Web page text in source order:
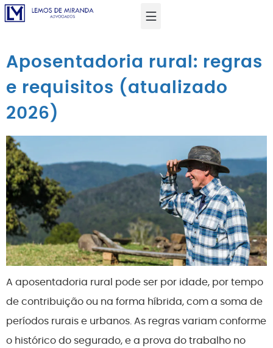
Aposentadoria rural: regras
e requisitos (atualizado
2026)
A aposentadoria rural pode ser por idade, por tempo
de contribuição ou na forma híbrida, com a soma de
períodos rurais e urbanos. As regras variam conforme
o histórico do segurado, e a prova do trabalho no